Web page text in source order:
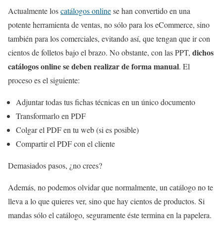
Actualmente loscatálogos onlinese han convertido en una
potente herramienta de ventas, no sólo para los eCommerce, sino
también para los comerciales, evitando así, que tengan que ir con
cientos de folletos bajo el brazo. No obstante, con las PPT, dichos
catálogos online se deben realizar de forma manual. El
proceso es el siguiente:
Adjuntar todas tus fichas técnicas en un único documento
Transformarlo en PDF
Colgar el PDF en tu web (si es posible)
Compartir el PDF con el cliente
Demasiados pasos, ¿no crees?
Además, no podemos olvidar que normalmente, un catálogo no te
lleva a lo que quieres ver, sino que hay cientos de productos. Si
mandas sólo el catálogo, seguramente éste termina en la papelera.